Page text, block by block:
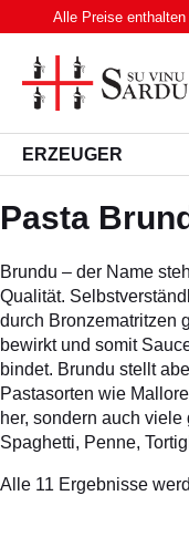
Inhalt
springen
WEIN
ROTWEIN
ROSATO
SPUMANTE UND
SPIRITUOSEN
BIER
FEINKOST
nach:
Alle Preise
ERZEUGER
Pasta
Brundu – der Name
Qualität.
durch Bronzematritzen
bewirkt und somit
bindet. Brundu stellt
Pastasorten wie
her, sondern auch
Spaghetti, Penne,
Alle 11 Ergebnisse